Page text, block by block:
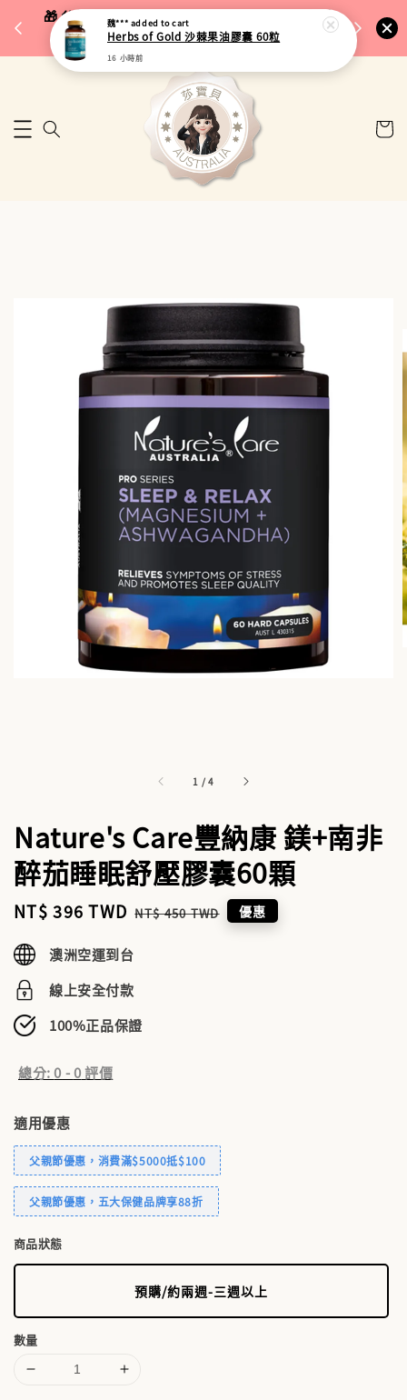
🎁 父親節限定｜全館96折・指定品牌88折｜滿
$5,000再折$100
🚚 台
1 /4
Nature's Care豐納康 鎂+南非
醉茄睡眠舒壓膠囊60顆
Sale
NT$ 396 TWD Regular
NT$ 450 TWD 優惠
澳洲空運到台
線上安全付款
100%正品保證
總分:0 -0評價
適用優惠
父親節優惠，消費滿$5000抵$100
父親節優惠，五大保健品牌享88折
商品狀態
預購/約兩週-三週以上
數量
魏*** added to cart
Herbs of Gold 沙棘果油膠囊 60粒
16 小時前